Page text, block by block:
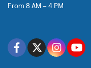
From 8 AM – 4 PM